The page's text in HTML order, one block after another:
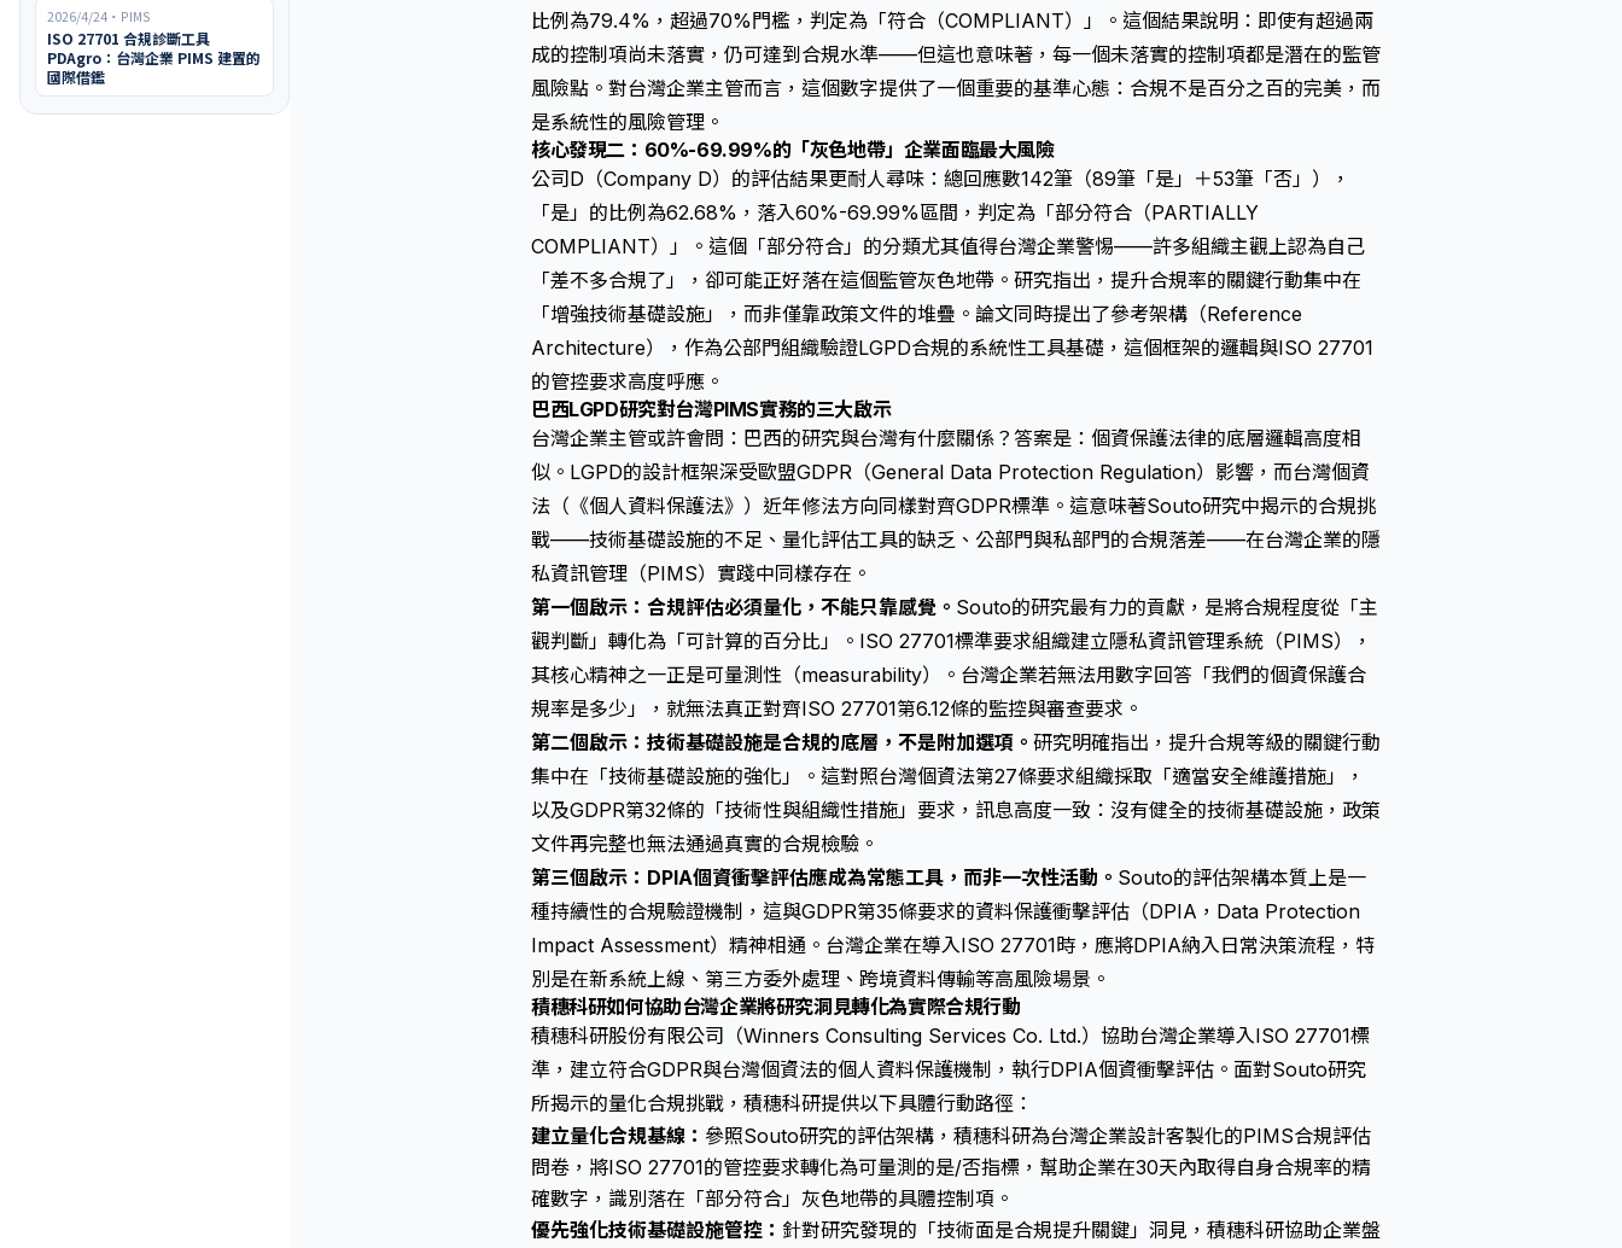
2026/4/24 ・ PIMS
ISO 27701 合規診斷工具
PDAgro：台灣企業 PIMS 建置的
國際借鑑
比例為79.4%，超過70%門檻，判定為「符合（COMPLIANT）」。這個結果說明：即使有超過兩
成的控制項尚未落實，仍可達到合規水準——但這也意味著，每一個未落實的控制項都是潛在的監管
風險點。對台灣企業主管而言，這個數字提供了一個重要的基準心態：合規不是百分之百的完美，而
是系統性的風險管理。
核心發現二：60%-69.99%的「灰色地帶」企業面臨最大風險
公司D（Company D）的評估結果更耐人尋味：總回應數142筆（89筆「是」＋53筆「否」），
「是」的比例為62.68%，落入60%-69.99%區間，判定為「部分符合（PARTIALLY
COMPLIANT）」。這個「部分符合」的分類尤其值得台灣企業警惕——許多組織主觀上認為自己
「差不多合規了」，卻可能正好落在這個監管灰色地帶。研究指出，提升合規率的關鍵行動集中在
「增強技術基礎設施」，而非僅靠政策文件的堆疊。論文同時提出了參考架構（Reference
Architecture），作為公部門組織驗證LGPD合規的系統性工具基礎，這個框架的邏輯與ISO 27701
的管控要求高度呼應。
巴西LGPD研究對台灣PIMS實務的三大啟示
台灣企業主管或許會問：巴西的研究與台灣有什麼關係？答案是：個資保護法律的底層邏輯高度相
似。LGPD的設計框架深受歐盟GDPR（General Data Protection Regulation）影響，而台灣個資
法（《個人資料保護法》）近年修法方向同樣對齊GDPR標準。這意味著Souto研究中揭示的合規挑
戰——技術基礎設施的不足、量化評估工具的缺乏、公部門與私部門的合規落差——在台灣企業的隱
私資訊管理（PIMS）實踐中同樣存在。
第一個啟示：合規評估必須量化，不能只靠感覺。 Souto的研究最有力的貢獻，是將合規程度從「主
觀判斷」轉化為「可計算的百分比」。ISO 27701標準要求組織建立隱私資訊管理系統（PIMS），
其核心精神之一正是可量測性（measurability）。台灣企業若無法用數字回答「我們的個資保護合
規率是多少」，就無法真正對齊ISO 27701第6.12條的監控與審查要求。
第二個啟示：技術基礎設施是合規的底層，不是附加選項。 研究明確指出，提升合規等級的關鍵行動
集中在「技術基礎設施的強化」。這對照台灣個資法第27條要求組織採取「適當安全維護措施」，
以及GDPR第32條的「技術性與組織性措施」要求，訊息高度一致：沒有健全的技術基礎設施，政策
文件再完整也無法通過真實的合規檢驗。
第三個啟示：DPIA個資衝擊評估應成為常態工具，而非一次性活動。 Souto的評估架構本質上是一
種持續性的合規驗證機制，這與GDPR第35條要求的資料保護衝擊評估（DPIA，Data Protection
Impact Assessment）精神相通。台灣企業在導入ISO 27701時，應將DPIA納入日常決策流程，特
別是在新系統上線、第三方委外處理、跨境資料傳輸等高風險場景。
積穗科研如何協助台灣企業將研究洞見轉化為實際合規行動
積穗科研股份有限公司（Winners Consulting Services Co. Ltd.）協助台灣企業導入ISO 27701標
準，建立符合GDPR與台灣個資法的個人資料保護機制，執行DPIA個資衝擊評估。面對Souto研究
所揭示的量化合規挑戰，積穗科研提供以下具體行動路徑：
建立量化合規基線： 參照Souto研究的評估架構，積穗科研為台灣企業設計客製化的PIMS合規評估
問卷，將ISO 27701的管控要求轉化為可量測的是/否指標，幫助企業在30天內取得自身合規率的精
確數字，識別落在「部分符合」灰色地帶的具體控制項。
優先強化技術基礎設施管控： 針對研究發現的「技術面是合規提升關鍵」洞見，積穗科研協助企業盤